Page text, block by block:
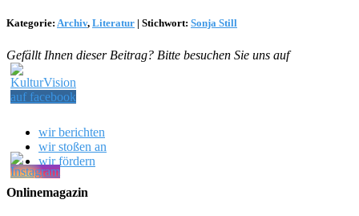
Kategorie: Archiv, Literatur | Stichwort: Sonja Still
Gefällt Ihnen dieser Beitrag? Bitte besuchen Sie uns auf
wir berichten
wir stoßen an
wir fördern
Onlinemagazin